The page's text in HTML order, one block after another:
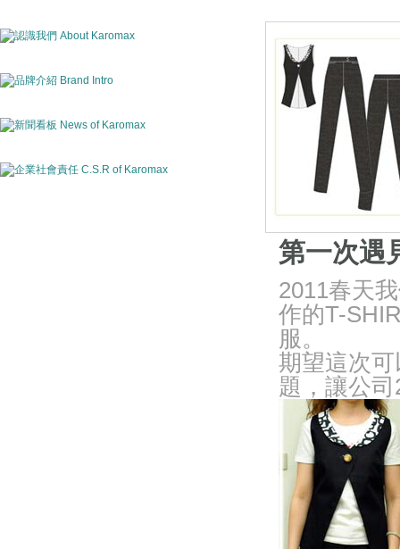
第一次遇
2011春天
作的T-
服。
期望這次
題，讓公